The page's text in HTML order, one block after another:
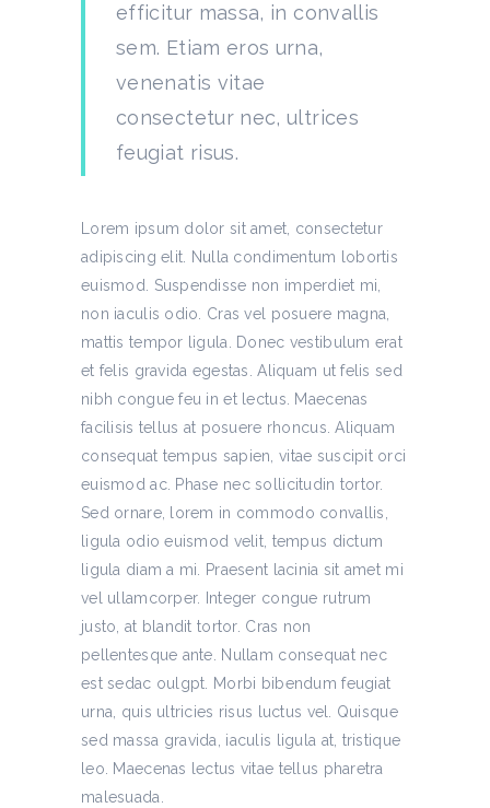
efficitur massa, in convallis
sem. Etiam eros urna,
venenatis vitae
consectetur nec, ultrices
feugiat risus.
Lorem ipsum dolor sit amet, consectetur
adipiscing elit. Nulla condimentum lobortis
euismod. Suspendisse non imperdiet mi,
non iaculis odio. Cras vel posuere magna,
mattis tempor ligula. Donec vestibulum erat
et felis gravida egestas. Aliquam ut felis sed
nibh congue feu in et lectus. Maecenas
facilisis tellus at posuere rhoncus. Aliquam
consequat tempus sapien, vitae suscipit orci
euismod ac. Phase nec sollicitudin tortor.
Sed ornare, lorem in commodo convallis,
ligula odio euismod velit, tempus dictum
ligula diam a mi. Praesent lacinia sit amet mi
vel ullamcorper. Integer congue rutrum
justo, at blandit tortor. Cras non
pellentesque ante. Nullam consequat nec
est sedac oulgpt. Morbi bibendum feugiat
urna, quis ultricies risus luctus vel. Quisque
sed massa gravida, iaculis ligula at, tristique
leo. Maecenas lectus vitae tellus pharetra
malesuada.